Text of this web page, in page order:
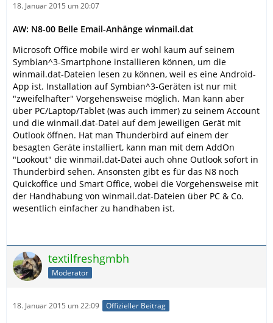
18. Januar 2015 um 20:07
AW: N8-00 Belle Email-Anhänge winmail.dat
Microsoft Office mobile wird er wohl kaum auf seinem
Symbian^3-Smartphone installieren können, um die
winmail.dat-Dateien lesen zu können, weil es eine Android-
App ist. Installation auf Symbian^3-Geräten ist nur mit
"zweifelhafter" Vorgehensweise möglich. Man kann aber
über PC/Laptop/Tablet (was auch immer) zu seinem Account
und die winmail.dat-Datei auf dem jeweiligen Gerät mit
Outlook öffnen. Hat man Thunderbird auf einem der
besagten Geräte installiert, kann man mit dem AddOn
"Lookout" die winmail.dat-Datei auch ohne Outlook sofort in
Thunderbird sehen. Ansonsten gibt es für das N8 noch
Quickoffice und Smart Office, wobei die Vorgehensweise mit
der Handhabung von winmail.dat-Dateien über PC & Co.
wesentlich einfacher zu handhaben ist.
textilfreshgmbh
Moderator
18. Januar 2015 um 22:09 Offizieller Beitrag